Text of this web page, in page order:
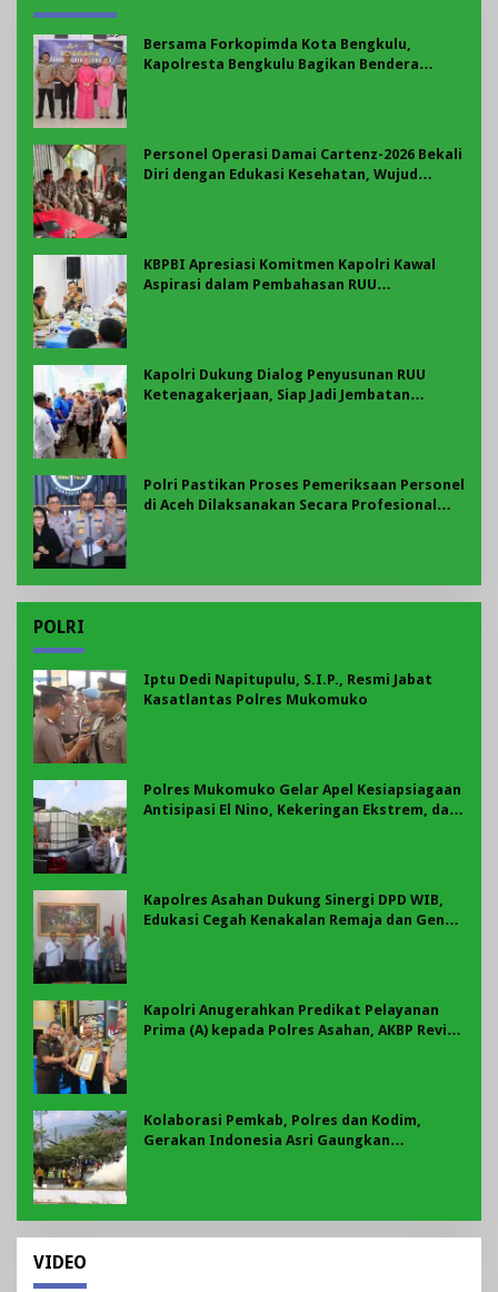
Bersama Forkopimda Kota Bengkulu,
Kapolresta Bengkulu Bagikan Bendera
Personel Operasi Damai Cartenz-2026 Bekali
Diri dengan Edukasi Kesehatan, Wujud
KBPBI Apresiasi Komitmen Kapolri Kawal
Aspirasi dalam Pembahasan RUU
Kapolri Dukung Dialog Penyusunan RUU
Ketenagakerjaan, Siap Jadi Jembatan
Polri Pastikan Proses Pemeriksaan Personel
di Aceh Dilaksanakan Secara Profesional
POLRI
Iptu Dedi Napitupulu, S.I.P., Resmi Jabat
Kasatlantas Polres Mukomuko
Polres Mukomuko Gelar Apel Kesiapsiagaan
Antisipasi El Nino, Kekeringan Ekstrem, dan
Kapolres Asahan Dukung Sinergi DPD WIB,
Edukasi Cegah Kenakalan Remaja dan Geng
Kapolri Anugerahkan Predikat Pelayanan
Prima (A) kepada Polres Asahan, AKBP Revi
Kolaborasi Pemkab, Polres dan Kodim,
Gerakan Indonesia Asri Gaungkan
VIDEO